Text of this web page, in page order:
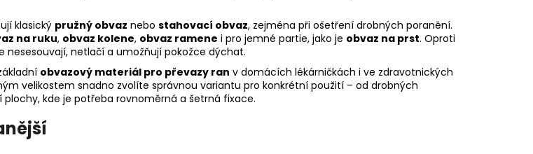
klasický pružný obvaz nebo stahovací obvaz, zejména při ošetření drobných poranění.
na ruku, obvaz kolene, obvaz ramene i pro jemné partie, jako je obvaz na prst. Oproti
nesesouvají, netlačí a umožňují pokožce dýchat.
obvazový materiál pro převazy ran v domácích lékárničkách i ve zdravotnických
velikostem snadno zvolíte správnou variantu pro konkrétní použití – od drobných
plochy, kde je potřeba rovnoměrná a šetrná fixace.